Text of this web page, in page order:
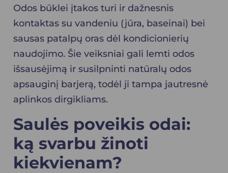
Odos būklei įtakos turi ir dažnesnis
kontaktas su vandeniu (jūra, baseinai) bei
sausas patalpų oras dėl kondicionierių
naudojimo. Šie veiksniai gali lemti odos
išsausėjimą ir susilpninti natūralų odos
apsauginį barjerą, todėl ji tampa jautresnė
aplinkos dirgikliams.
Saulės poveikis odai:
ką svarbu žinoti
kiekvienam?